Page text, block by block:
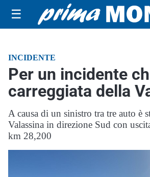
☰
INCIDENTE
Per un incidente
carreggiata della
A causa di un sinistro tra tre auto è
Valassina in direzione Sud con
km 28,200